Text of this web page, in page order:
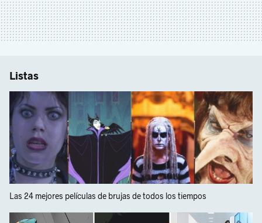
Listas
Las 24 mejores películas de brujas de todos los tiempos